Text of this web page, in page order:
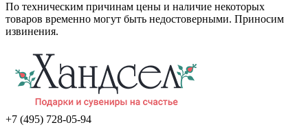
По техническим причинам цены и наличие некоторых
товаров временно могут быть недостоверными. Приносим
извинения.
+7 (495) 728-05-94